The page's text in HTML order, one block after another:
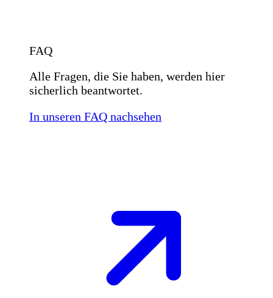
FAQ
Alle Fragen, die Sie haben, werden hier
sicherlich beantwortet.
In unseren FAQ nachsehen